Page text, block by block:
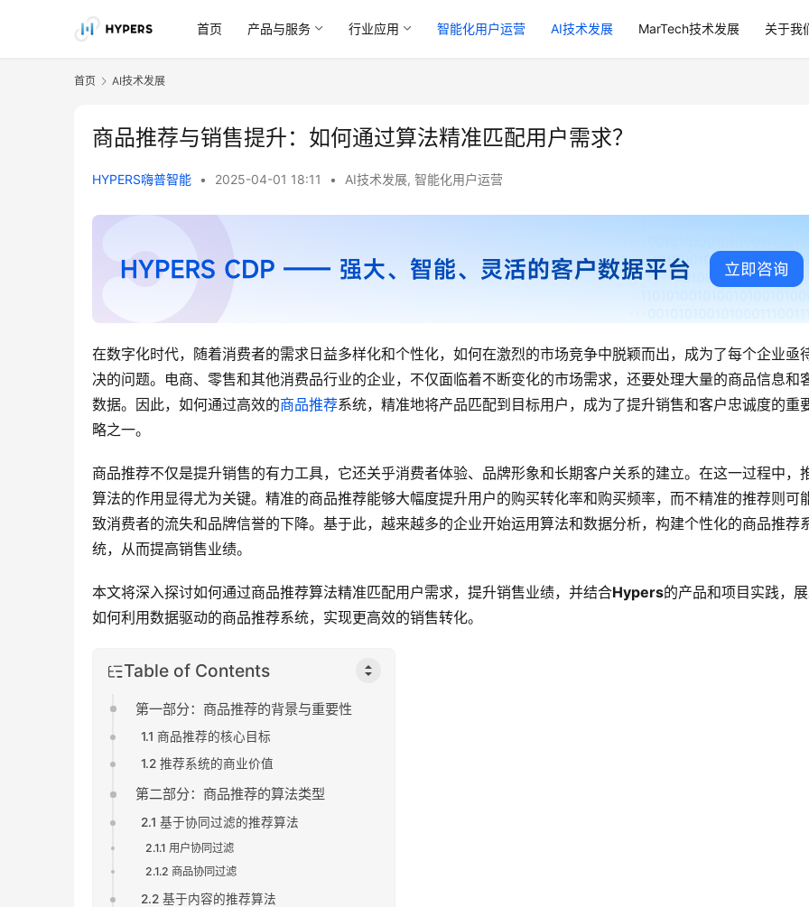
首页 产品与服务 行业应用 智能化用户运营 AI技术发展 MarTech技术发展 关于我
首页 AI技术发展
商品推荐与销售提升：如何通过算法精准匹配用户需求？
HYPERS嗨普智能 • 2025-04-01 18:11 • AI技术发展, 智能化用户运营
在数字化时代，随着消费者的需求日益多样化和个性化，如何在激烈的市场竞争中脱颖而出，成为了每个企业亟
决的问题。电商、零售和其他消费品行业的企业，不仅面临着不断变化的市场需求，还要处理大量的商品信息和
数据。因此，如何通过高效的商品推荐系统，精准地将产品匹配到目标用户，成为了提升销售和客户忠诚度的重
略之一。
商品推荐不仅是提升销售的有力工具，它还关乎消费者体验、品牌形象和长期客户关系的建立。在这一过程中，
算法的作用显得尤为关键。精准的商品推荐能够大幅度提升用户的购买转化率和购买频率，而不精准的推荐则可
致消费者的流失和品牌信誉的下降。基于此，越来越多的企业开始运用算法和数据分析，构建个性化的商品推荐
统，从而提高销售业绩。
本文将深入探讨如何通过商品推荐算法精准匹配用户需求，提升销售业绩，并结合Hypers的产品和项目实践，
如何利用数据驱动的商品推荐系统，实现更高效的销售转化。
Table of Contents
第一部分：商品推荐的背景与重要性
1.1 商品推荐的核心目标
1.2 推荐系统的商业价值
第二部分：商品推荐的算法类型
2.1 基于协同过滤的推荐算法
2.1.1 用户协同过滤
2.1.2 商品协同过滤
2.2 基于内容的推荐算法